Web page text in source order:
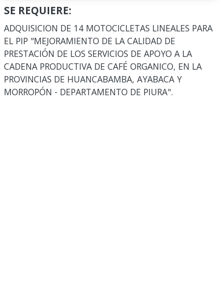
SE REQUIERE:
ADQUISICION DE 14 MOTOCICLETAS LINEALES PARA
EL PIP "MEJORAMIENTO DE LA CALIDAD DE
PRESTACIÓN DE LOS SERVICIOS DE APOYO A LA
CADENA PRODUCTIVA DE CAFÉ ORGANICO, EN LA
PROVINCIAS DE HUANCABAMBA, AYABACA Y
MORROPÓN - DEPARTAMENTO DE PIURA".